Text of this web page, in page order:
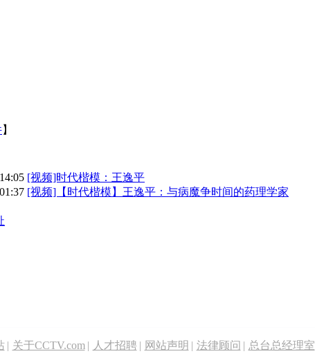
】
[视频]时代楷模：王逸平
[视频]【时代楷模】王逸平：与病魔争时间的药理学家
| 关于CCTV.com | 人才招聘 | 网站声明 | 法律顾问 | 总台总经理室